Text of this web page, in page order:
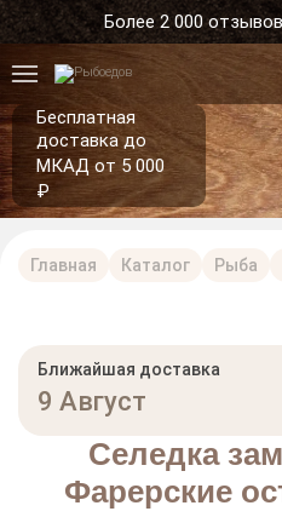
Более 2 000
Бесплатная
доставка до
МКАД от 5 000
₽
Главная Каталог Рыба
Селедка
Фарерские
Ближайшая доставка
9 Август